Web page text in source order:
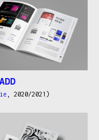
, 2020/2021)